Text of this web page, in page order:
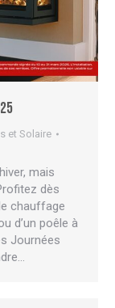
et Solaire
mais
dès
chauffage
d’un poêle à
Journées